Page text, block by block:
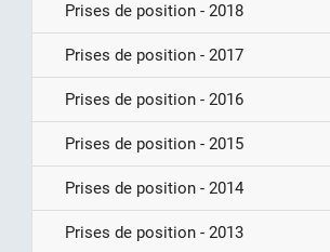
Prises de position - 2018
Prises de position - 2017
Prises de position - 2016
Prises de position - 2015
Prises de position - 2014
Prises de position - 2013